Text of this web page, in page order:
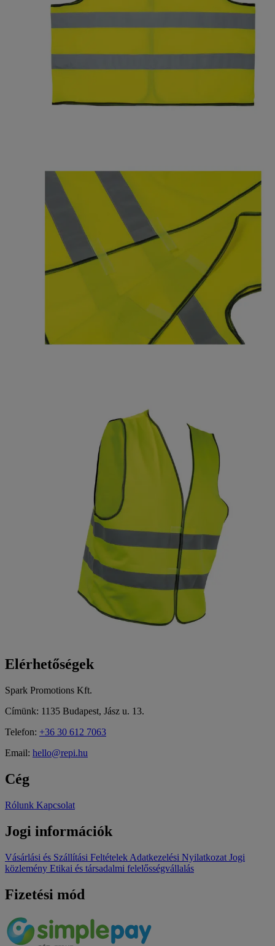
Elérhetőségek
Spark Promotions Kft.
Címünk: 1135 Budapest, Jász u. 13.
Telefon: +36 30 612 7063
Email: hello@repi.hu
Cég
Rólunk Kapcsolat
Jogi információk
Vásárlási és Szállítási Feltételek Adatkezelési Nyilatkozat Jogi
közlemény Etikai és társadalmi felelősségvállalás
Fizetési mód